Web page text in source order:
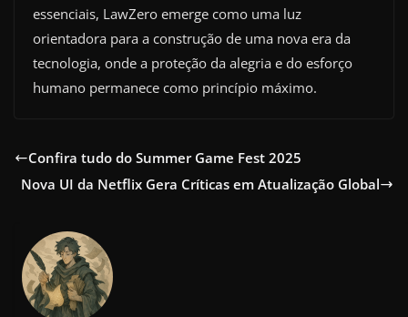
essenciais, LawZero emerge como uma luz
orientadora para a construção de uma nova era da
tecnologia, onde a proteção da alegria e do esforço
humano permanece como princípio máximo.
Confira tudo do Summer Game Fest 2025
Nova UI da Netflix Gera Críticas em Atualização Global